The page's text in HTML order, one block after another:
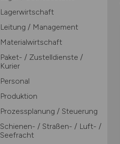
Lagerwirtschaft
Leitung / Management
Materialwirtschaft
Paket- / Zustelldienste /
Kurier
Personal
Produktion
Prozessplanung / Steuerung
Schienen- / Straßen- / Luft- /
Seefracht